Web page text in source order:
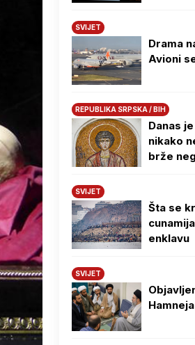
SVIJET
Drama
Avioni
REPUBLIKA SRPSKA / BIH
Danas
nikako
brže
SVIJET
Šta se
enklavu
SVIJET